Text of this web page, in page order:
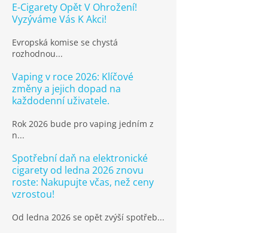
E-Cigarety Opět V Ohrožení!
Vyzýváme Vás K Akci!
Evropská komise se chystá
rozhodnou...
Vaping v roce 2026: Klíčové
změny a jejich dopad na
každodenní uživatele.
Rok 2026 bude pro vaping jedním z
n...
Spotřební daň na elektronické
cigarety od ledna 2026 znovu
roste: Nakupujte včas, než ceny
vzrostou!
Od ledna 2026 se opět zvýší spotřeb...